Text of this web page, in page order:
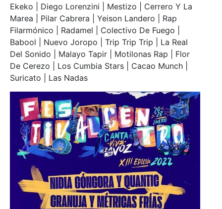
Ekeko | Diego Lorenzini | Mestizo | Cerrero Y La
Marea | Pilar Cabrera | Yeison Landero | Rap
Filarmónico | Radamel | Colectivo De Fuego |
Babool | Nuevo Joropo | Trip Trip Trip | La Real
Del Sonido | Malayo Tapir | Motilonas Rap | Flor
De Cerezo | Los Cumbia Stars | Cacao Munch |
Suricato | Las Nadas